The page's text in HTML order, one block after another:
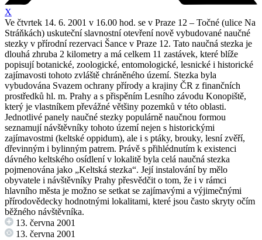
X
Ve čtvrtek 14. 6. 2001 v 16.00 hod. se v Praze 12 – Točné (ulice Na
Stráňkách) uskuteční slavnostní otevření nově vybudované naučné
stezky v přírodní rezervaci Šance v Praze 12. Tato naučná stezka je
dlouhá zhruba 2 kilometry a má celkem 11 zastávek, které blíže
popisují botanické, zoologické, entomologické, lesnické i historické
zajímavosti tohoto zvláště chráněného území. Stezka byla
vybudována Svazem ochrany přírody a krajiny ČR z finančních
prostředků hl. m. Prahy a s přispěním Lesního závodu Konopiště,
který je vlastníkem převážné většiny pozemků v této oblasti.
Jednotlivé panely naučné stezky populárně naučnou formou
seznamují návštěvníky tohoto území nejen s historickými
zajímavostmi (keltské oppidum), ale i s ptáky, brouky, lesní zvěří,
dřevinným i bylinným patrem. Právě s přihlédnutím k existenci
dávného keltského osídlení v lokalitě byla celá naučná stezka
pojmenována jako „Keltská stezka“. Její instalování by mělo
obyvatele i návštěvníky Prahy přesvědčit o tom, že i v rámci
hlavního města je možno se setkat se zajímavými a výjimečnými
přírodovědecky hodnotnými lokalitami, které jsou často skryty očím
běžného návštěvníka.
13. června 2001
13. června 2001